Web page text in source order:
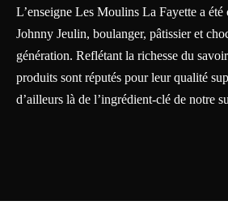
L’enseigne Les Moulins La Fayette a été
Johnny Jeulin, boulanger, pâtissier et
génération. Reflétant la richesse du
produits sont réputés pour leur qualité
d’ailleurs là de l’ingrédient-clé de notre